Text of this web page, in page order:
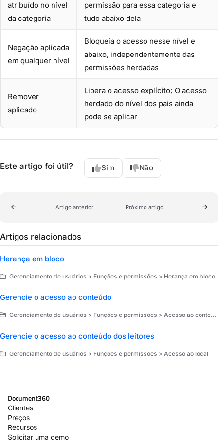
atribuído no nível
da categoria
permissão para essa categoria e
tudo abaixo dela
Negação aplicada
em qualquer nível
Bloqueia o acesso nesse nível e
abaixo, independentemente das
permissões herdadas
Remover
aplicado
Libera o acesso explícito; O acesso
herdado do nível dos pais ainda
pode se aplicar
Este artigo foi útil? Sim Não
Artigo anterior Próximo artigo
Artigos relacionados
Herança em bloco
Gerenciamento de usuários > Funções e permissões > Herança em bloco
Gerencie o acesso ao conteúdo
Gerenciamento de usuários > Funções e permissões > Acesso ao conteúdo
Gerencie o acesso ao conteúdo dos leitores
Gerenciamento de usuários > Funções e permissões > Acesso ao local
Document360
Clientes
Preços
Recursos
Solicitar uma demo